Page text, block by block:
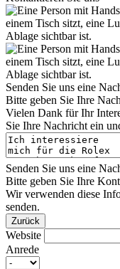
Senden Sie uns eine
Bitte geben Sie Ihre
Vielen Dank für Ihr
Sie Ihre Nachricht ein
Senden Sie uns eine
Bitte geben Sie Ihre
Wir verwenden diese
senden.
Zurück
Website
Anrede